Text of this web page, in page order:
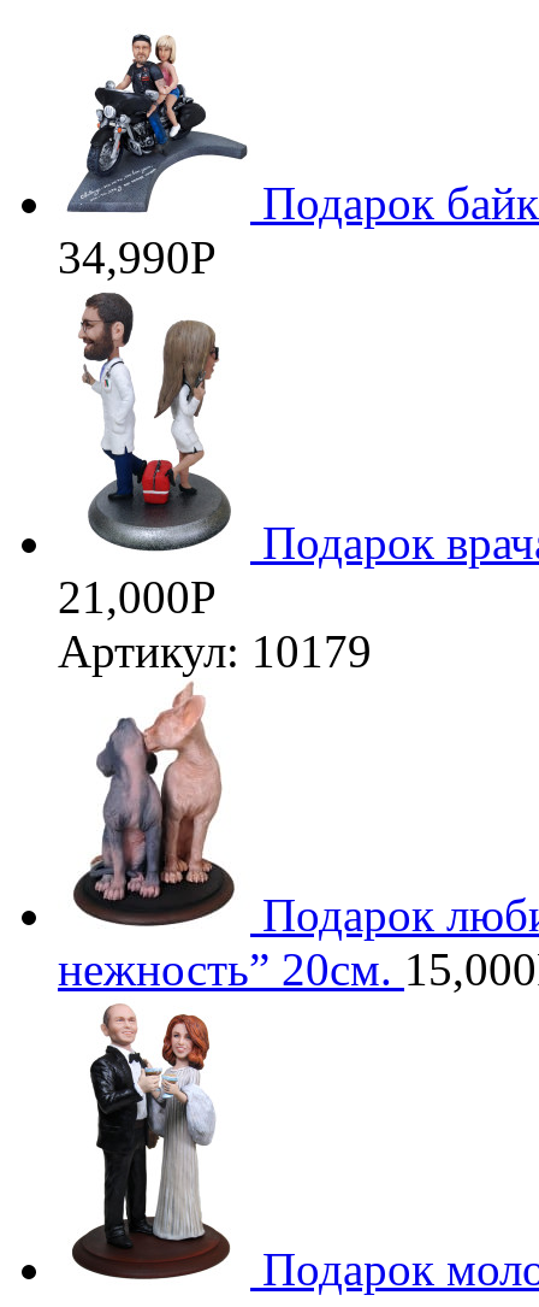
Подарок
34,990Р
Подарок
21,000Р
Артикул: 10179
Подарок
нежность” 20см. 15,000
Подарок